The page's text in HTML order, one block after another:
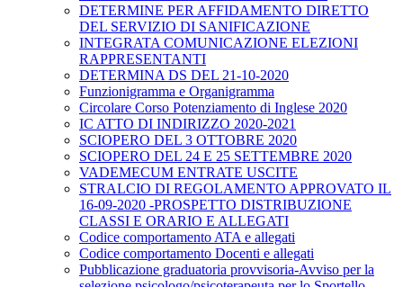
DETERMINE PER AFFIDAMENTO DIRETTO
DEL SERVIZIO DI SANIFICAZIONE
INTEGRATA COMUNICAZIONE ELEZIONI
RAPPRESENTANTI
DETERMINA DS DEL 21-10-2020
Funzionigramma e Organigramma
Circolare Corso Potenziamento di Inglese 2020
IC ATTO DI INDIRIZZO 2020-2021
SCIOPERO DEL 3 OTTOBRE 2020
SCIOPERO DEL 24 E 25 SETTEMBRE 2020
VADEMECUM ENTRATE USCITE
STRALCIO DI REGOLAMENTO APPROVATO IL
16-09-2020 -PROSPETTO DISTRIBUZIONE
CLASSI E ORARIO E ALLEGATI
Codice comportamento ATA e allegati
Codice comportamento Docenti e allegati
Pubblicazione graduatoria provvisoria-Avviso per la